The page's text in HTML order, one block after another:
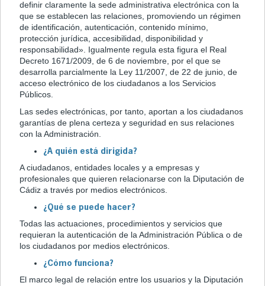
definir claramente la sede administrativa electrónica con la
que se establecen las relaciones, promoviendo un régimen
de identificación, autenticación, contenido mínimo,
protección jurídica, accesibilidad, disponibilidad y
responsabilidad». Igualmente regula esta figura el Real
Decreto 1671/2009, de 6 de noviembre, por el que se
desarrolla parcialmente la Ley 11/2007, de 22 de junio, de
acceso electrónico de los ciudadanos a los Servicios
Públicos.
Las sedes electrónicas, por tanto, aportan a los ciudadanos
garantías de plena certeza y seguridad en sus relaciones
con la Administración.
¿A quién está dirigida?
A ciudadanos, entidades locales y a empresas y
profesionales que quieren relacionarse con la Diputación de
Cádiz a través por medios electrónicos.
¿Qué se puede hacer?
Todas las actuaciones, procedimientos y servicios que
requieran la autenticación de la Administración Pública o de
los ciudadanos por medios electrónicos.
¿Cómo funciona?
El marco legal de relación entre los usuarios y la Diputación